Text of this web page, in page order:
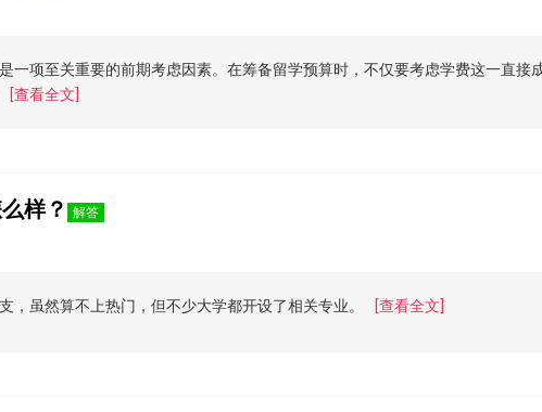
一项至关重要的前期考虑因素。在筹备留学预算时，不仅要考虑学费这一直接
[查看全文]
样？ 解答
，虽然算不上热门，但不少大学都开设了相关专业。 [查看全文]